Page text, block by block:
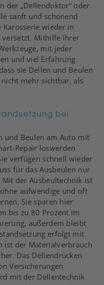
der „Dellendoktor“ oder
sanft und schonend
wieder in
Mithilfe ihrer
mit jeder
und viel Erfahrung
sie Dellen und Beulen
mehr sichtbar, als
bei
und Beulen am Auto mit
Repair loswerden
verfügen schnell wieder
für das Ausbeulen nur
der Ausbeultechnik ist
aufwendige und oft
Sie sparen hier
bis zu 80 Prozent im
außerdem bleibt
erfolgt mit
ist der Materialverbrauch
Das Dellendrücken
Versicherungen
mit der Dellentechnik